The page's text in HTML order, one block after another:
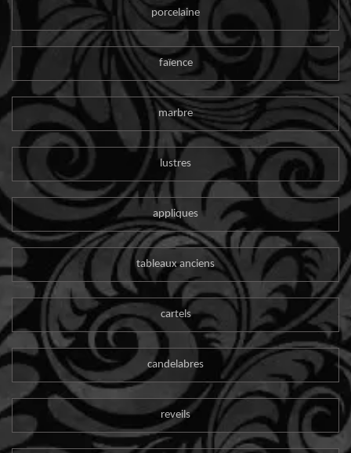
porcelaine
faïence
marbre
lustres
appliques
tableaux anciens
cartels
candelabres
reveils